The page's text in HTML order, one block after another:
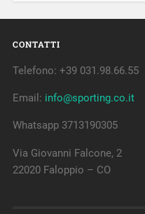
CONTATTI
Telefono: +39 031.98.66.55
Email: info@sporting.co.it
Whatsapp 3713190305
Via Giovanni Falcone, 2
22020 Faloppio – CO